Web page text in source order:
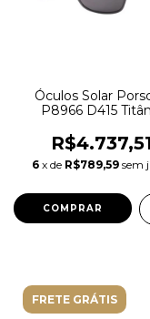
Óculos Solar
P8966 D415
6 x de R$789,59 sem
FRETE GRÁTIS